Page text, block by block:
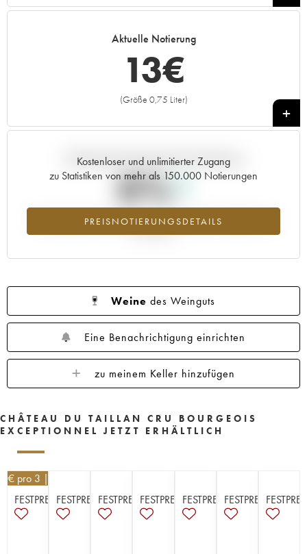
Aktuelle Notierung
13€
(Größe 0,75 Liter)
+
Kostenloser und unlimitierter Zugang
zu Statistiken von mehr als 150.000 Notierungen
PREISNOTIERUNGSDETAILS
Aktuelle Entwicklung der Preisnotierung
0%
Preisanstiegs des Jahrgangs 2019 im Jahr 2026 im Vergleich zum
Weine des Weinguts
Eine Benachrichtigung einrichten
zu meinem Keller hinzufügen
CHÂTEAU DU TAILLAN CRU BOURGEOIS
EXCEPTIONNEL JETZT ERHÄLTLICH
€ pro 3 | -10%
FESTPREISEFESTPREISEFESTPREISEFESTPREISEFESTPREISEFESTPREISE